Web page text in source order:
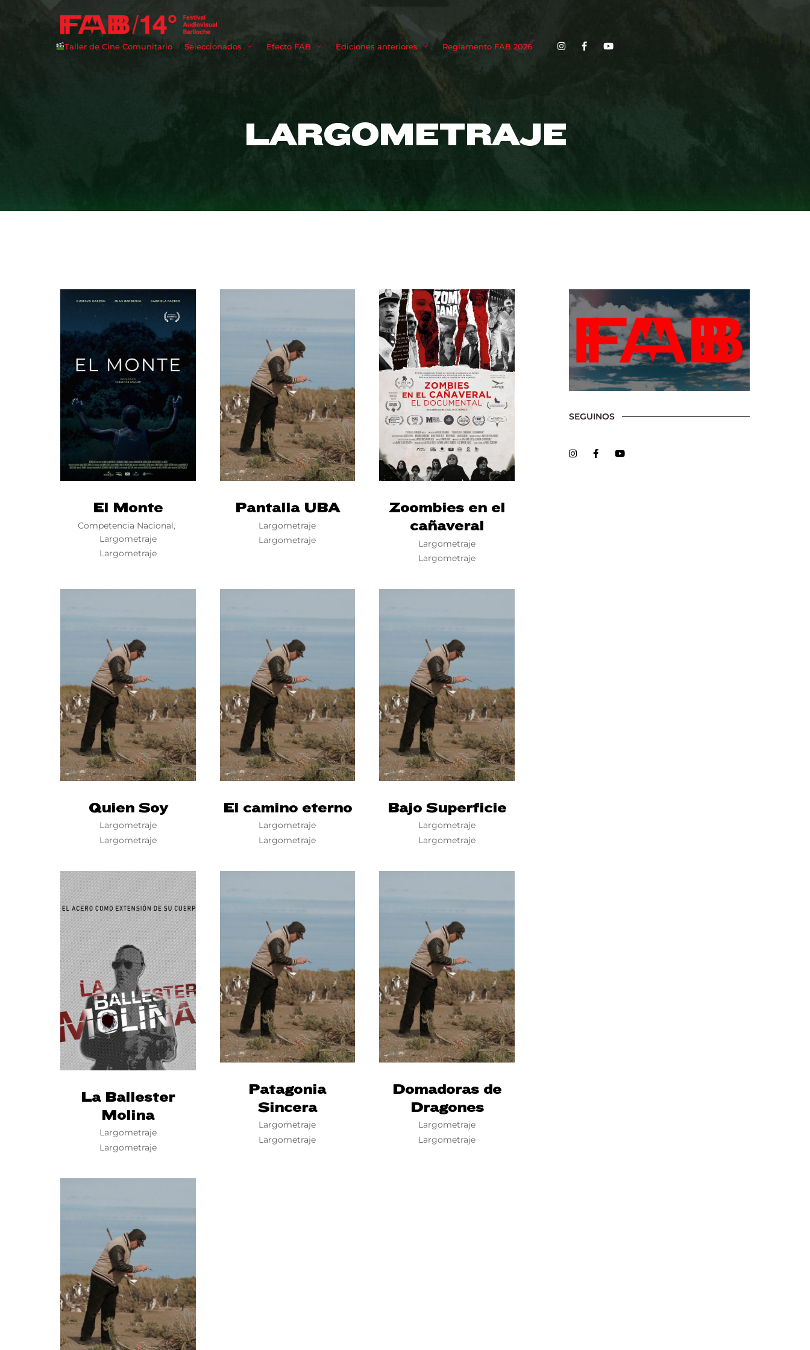
Taller de Cine Comunitario Seleccionados Efecto FAB Ediciones anteriores Reglamento FAB 2026
LARGOMETRAJE
El Monte
Competencia Nacional
Largometraje
Largometraje
Pantalla UBA
Largometraje
Largometraje
Zoombies en el
cañaveral
Largometraje
Largometraje
Quien Soy
Largometraje
Largometraje
El camino eterno
Largometraje
Largometraje
Bajo Superficie
Largometraje
Largometraje
La Ballester
Molina
Largometraje
Largometraje
Patagonia
Sincera
Largometraje
Largometraje
Domadoras de
Dragones
Largometraje
Largometraje
SEGUINOS
Login Register
Username or Email Address
Lost Your Password?